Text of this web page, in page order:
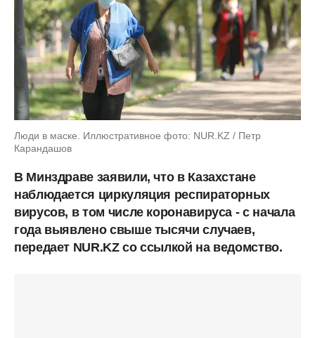
Люди в маске. Иллюстративное фото: NUR.KZ / Петр
Карандашов
В Минздраве заявили, что в Казахстане
наблюдается циркуляция респираторных
вирусов, в том числе коронавируса - с начала
года выявлено свыше тысячи случаев,
передает NUR.KZ со ссылкой на ведомство.